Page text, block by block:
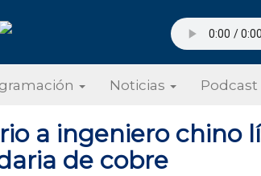
Noticias Podcast
a ingeniero chino
de cobre